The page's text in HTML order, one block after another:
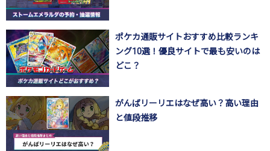
ポケカ通販サイトおすすめ比較ランキ
ング10選！優良サイトで最も安いのは
どこ？
がんばリーリエはなぜ高い？高い理由
と値段推移